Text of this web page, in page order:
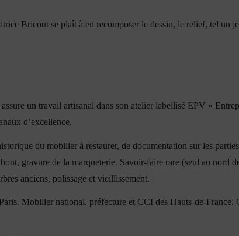
Bricout se plaît à en recomposer le dessin, le relief, tel un
un travail artisanal dans son atelier labellisé EPV «
d’excellence.
du mobilier à restaurer, de documentation sur les
gravure de la marqueterie. Savoir-faire rare (seul au nord
anciens, polissage et vieillissement.
Mobilier national. préfecture et CCI des Hauts-de-